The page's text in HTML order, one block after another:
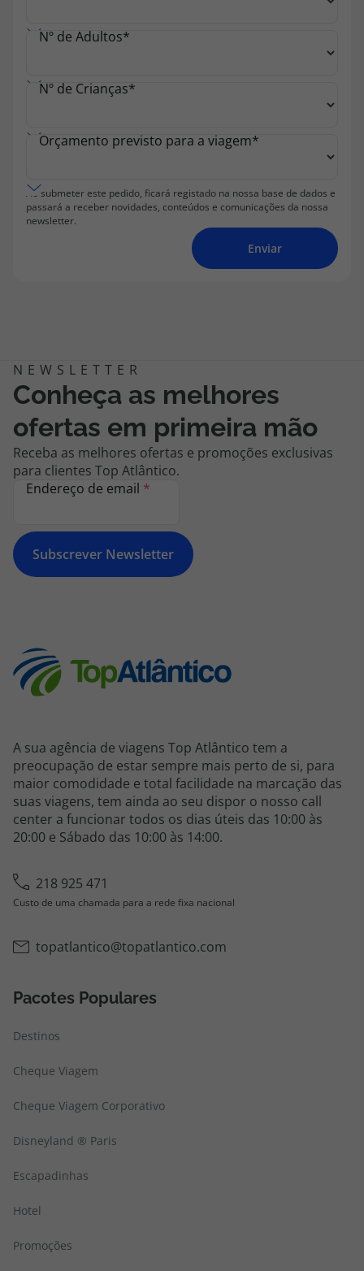
Nº de Adultos*
Nº de Crianças*
Orçamento previsto para a viagem*
Ao submeter este pedido, ficará registado na nossa base de dados e
passará a receber novidades, conteúdos e comunicações da nossa
newsletter.
Enviar
Conheça as melhores
ofertas em primeira mão
Receba as melhores ofertas e promoções exclusivas
para clientes Top Atlântico.
Endereço de email *
Subscrever Newsletter
A sua agência de viagens Top Atlântico tem a
preocupação de estar sempre mais perto de si, para
maior comodidade e total facilidade na marcação das
suas viagens, tem ainda ao seu dispor o nosso call
center a funcionar todos os dias úteis das 10:00 às
20:00 e Sábado das 10:00 às 14:00.
218 925 471
Custo de uma chamada para a rede fixa nacional
topatlantico@topatlantico.com
Pacotes Populares
Destinos
Cheque Viagem
Cheque Viagem Corporativo
Disneyland ® Paris
Escapadinhas
Hotel
Promoções